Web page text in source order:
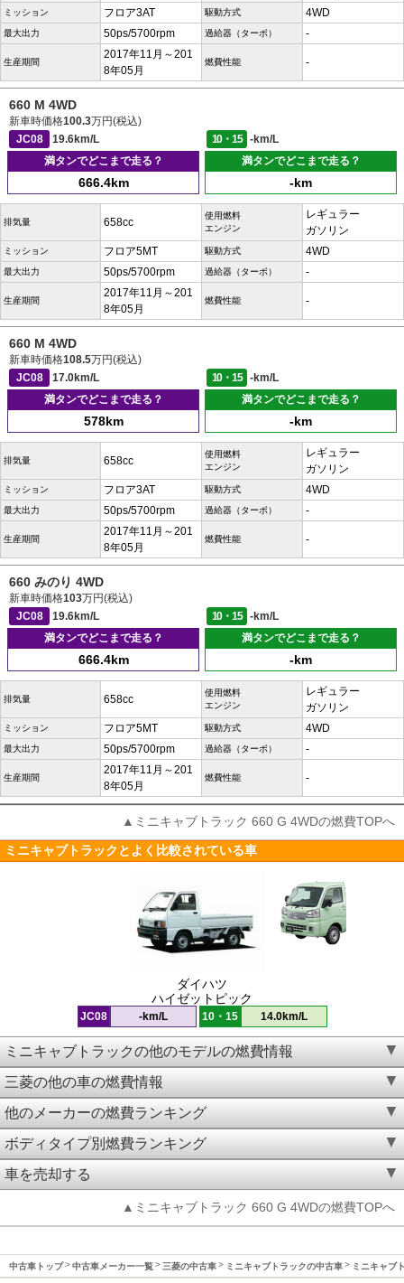
ミッション フロア3AT 駆動方式 4WD
最大出力 50ps/5700rpm 過給器（ターボ） -
生産期間
2017年11月～201
8年05月
燃費性能 -
660 M 4WD
新車時価格100.3万円(税込)
JC08
19.6km/L 10・15
-km/L
満タンでどこまで走る？
666.4km
満タンでどこまで走る？
-km
排気量 658cc
使用燃料
エンジン
レギュラー
ガソリン
ミッション フロア5MT 駆動方式 4WD
最大出力 50ps/5700rpm 過給器（ターボ） -
生産期間
2017年11月～201
8年05月
燃費性能 -
660 M 4WD
新車時価格108.5万円(税込)
JC08
17.0km/L 10・15
-km/L
満タンでどこまで走る？
578km
満タンでどこまで走る？
-km
排気量 658cc
使用燃料
エンジン
レギュラー
ガソリン
ミッション フロア3AT 駆動方式 4WD
最大出力 50ps/5700rpm 過給器（ターボ） -
生産期間
2017年11月～201
8年05月
燃費性能 -
660 みのり 4WD
新車時価格103万円(税込)
JC08
19.6km/L 10・15
-km/L
満タンでどこまで走る？
666.4km
満タンでどこまで走る？
-km
排気量 658cc
使用燃料
エンジン
レギュラー
ガソリン
ミッション フロア5MT 駆動方式 4WD
最大出力 50ps/5700rpm 過給器（ターボ） -
生産期間
2017年11月～201
8年05月
燃費性能 -
▲ミニキャブトラック 660 G 4WDの燃費TOPへ
ミニキャブトラックとよく比較されている車
ダイハツ
ハイゼットピック
JC08 -km/L 10・15 14.0km/L
ミニキャブトラックの他のモデルの燃費情報
三菱の他の車の燃費情報
他のメーカーの燃費ランキング
ボディタイプ別燃費ランキング
車を売却する
▲ミニキャブトラック 660 G 4WDの燃費TOPへ
中古車トップ 中古車メーカー一覧 三菱の中古車 ミニキャブトラックの中古車 ミニキャブ